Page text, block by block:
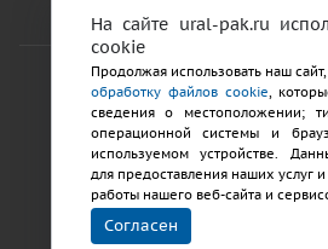
2026 © ООО «ТД
Политика
На сайте ural-pak.ru
cookie
Продолжая использовать наш сайт,
обработку файлов cookie ,
сведения о местоположении;
операционной системы и
используемом устройстве.
для предоставления наших услуг
работы нашего веб-сайта и
Согласен